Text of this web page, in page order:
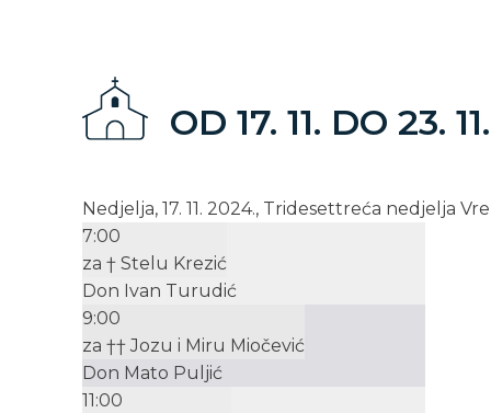
OD 17. 11. DO 23.
Nedjelja, 17. 11. 2024., Tridesettreća nedjelja
7:00
za † Stelu Krezić
Don Ivan Turudić
9:00
za †† Jozu i Miru Miočević
Don Mato Puljić
11:00